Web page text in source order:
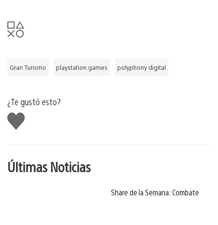
Gran Turismo playstation games polyphony digital
¿Te gustó esto?
Me
gusta
Últimas Noticias
Share de la Semana: Combate